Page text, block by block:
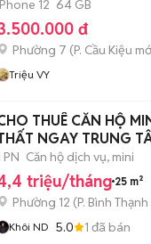
12 64 GB
đ
Phường 7 (P. Cầu Kiệu
Triệu VY
THUÊ CĂN HỘ
NGAY TRUNG
PN Căn hộ dịch vụ, mini
triệu/tháng 25 m²
Phường 12 (P. Bình Thạnh
Khôi ND 5.0 1 đã bán